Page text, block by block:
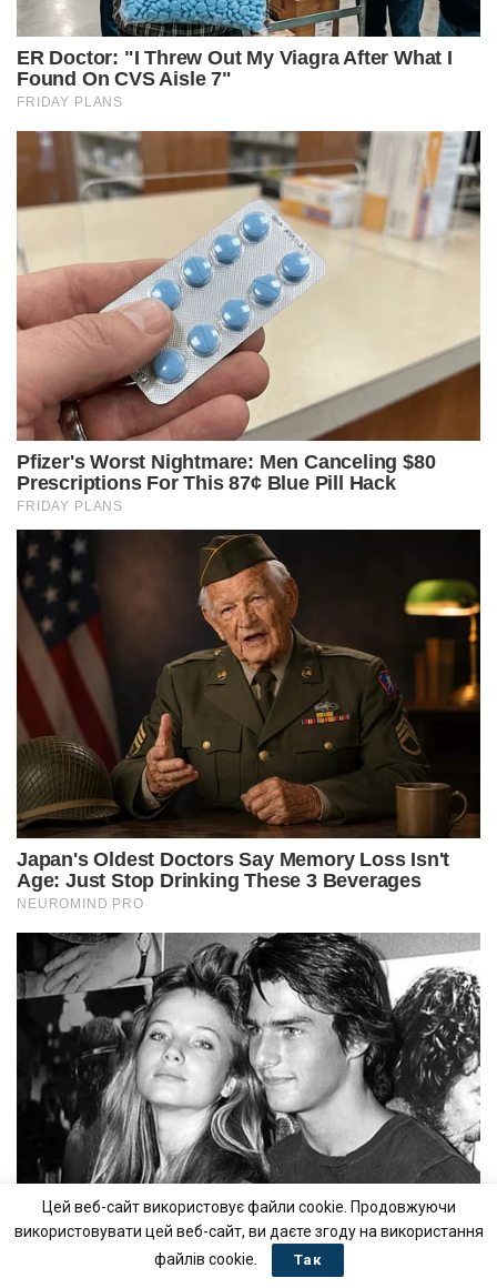
Цей веб-сайт використовує файли cookie. Продовжуючи
використовувати цей веб-сайт, ви даєте згоду на використання
файлів cookie.
Так